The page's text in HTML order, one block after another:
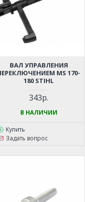
ВАЛ УПРАВЛЕНИЯ
MS 170-
180 STIHL
343р.
В НАЛИЧИИ
Купить
Задать вопрос